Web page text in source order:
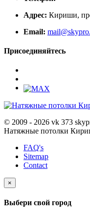
Адрес: Кириши,
Email:
Присоединяйтесь
© 2009 - 2026 vk 373
Натяжные потолки
FAQ's
Sitemap
Contact
×
Выбери свой город